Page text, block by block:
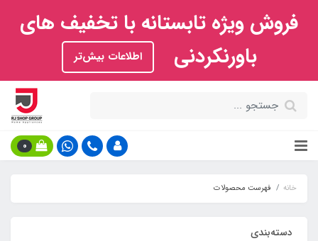
فروش ویژه تابستانه با تخفیف های
باورنکردنی
اطلاعات بیش‌تر
0
خانه فهرست محصولات
دسته‌بندی